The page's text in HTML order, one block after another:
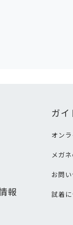
報
ガイ
オン
メガ
お問
試着